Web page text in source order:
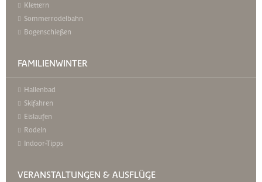
Klettern
Sommerrodelbahn
Bogenschießen
FAMILIENWINTER
Hallenbad
Skifahren
Eislaufen
Rodeln
Indoor-Tipps
VERANSTALTUNGEN & AUSFLÜGE